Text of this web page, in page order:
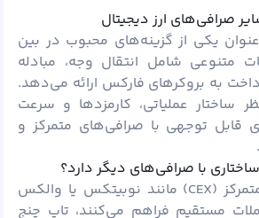
صرافی‌های ارز دیجیتال
یکی از گزینه‌های محبوب در بین
متنوعی شامل انتقال وجه، مبادله
به بروکرهای فارکس ارائه می‌دهد.
ساختار عملیاتی، کارمزدها و سرعت
قابل توجهی با صرافی‌های متمرکز و
با صرافی‌های دیگر دارد؟
برخلاف صرافی‌های متمرکز (CEX) مانند نوبیتکس یا والکس
مستقیم فراهم می‌کنند، تاپ چنج